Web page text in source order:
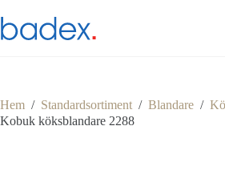
till
innehåll
Hem / Standardsortiment / Blandare /
Kobuk köksblandare 2288